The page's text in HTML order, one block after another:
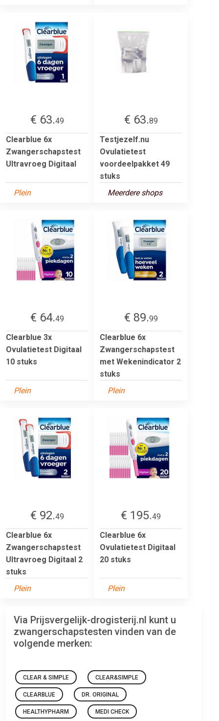
€ 63.49
Clearblue 6x
Zwangerschapstest
Ultravroeg Digitaal
Plein
€ 63.89
Testjezelf.nu
Ovulatietest
voordeelpakket 49
stuks
Meerdere shops
€ 64.49
Clearblue 3x
Ovulatietest Digitaal
10 stuks
Plein
€ 89.99
Clearblue 6x
Zwangerschapstest
met Wekenindicator 2
stuks
Plein
€ 92.49
Clearblue 6x
Zwangerschapstest
Ultravroeg Digitaal 2
stuks
Plein
€ 195.49
Clearblue 6x
Ovulatietest Digitaal
20 stuks
Plein
Via Prijsvergelijk-drogisterij.nl kunt u
zwangerschapstesten vinden van de
volgende merken:
CLEAR & SIMPLE CLEAR&SIMPLE
CLEARBLUE DR. ORIGINAL
HEALTHYPHARM MEDI CHECK